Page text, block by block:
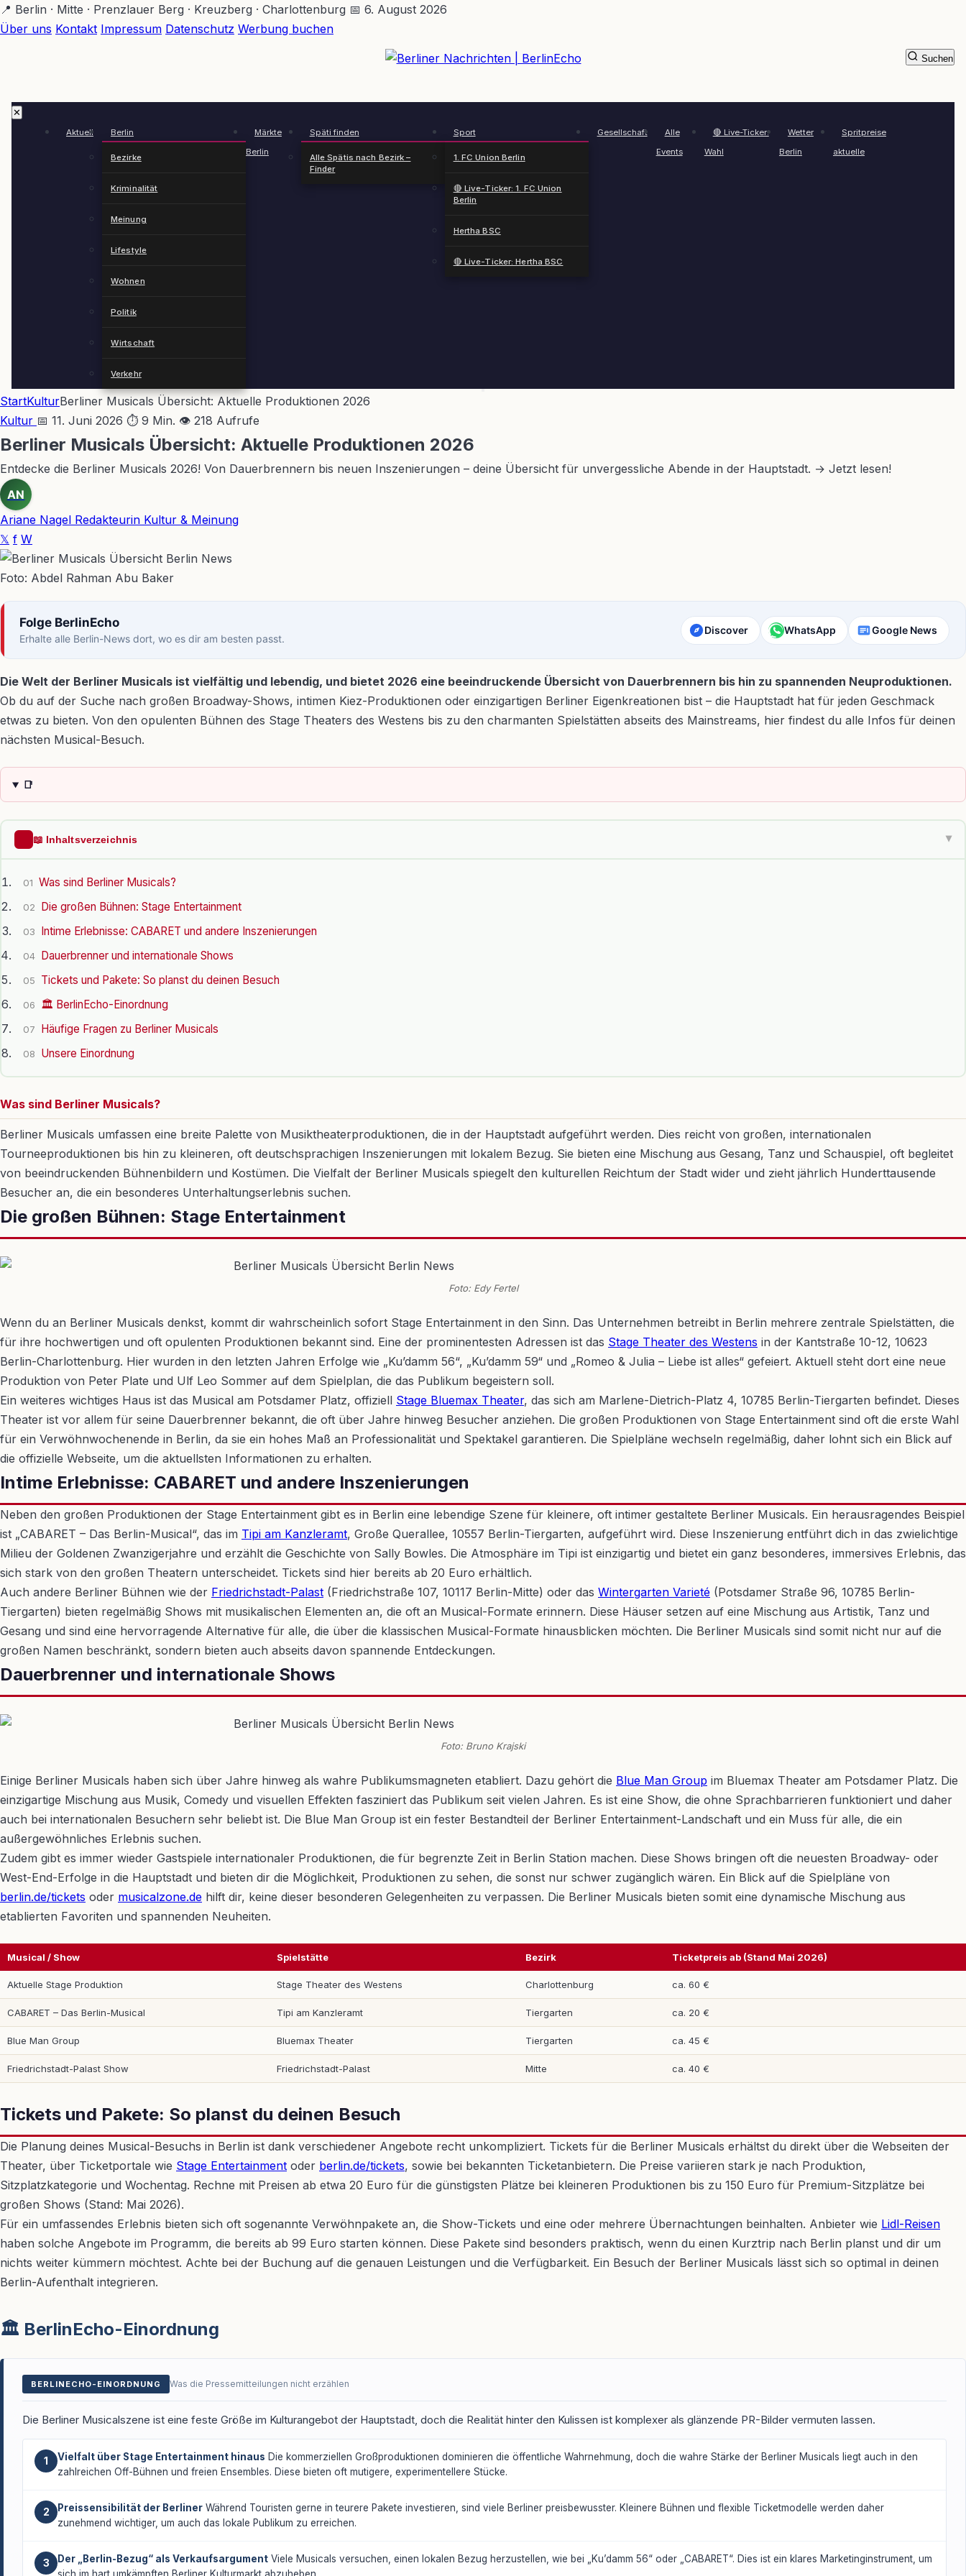
Zum
Hauptinhalt
📍 Berlin · Mitte · Prenzlauer Berg · Kreuzberg · Charlottenburg 📅 6. August 2026
Über uns Kontakt Impressum Datenschutz Werbung buchen
✕
Aktuell Berlin
Bezirke
Kriminalität
Meinung
Lifestyle
Wohnen
Politik
Wirtschaft
Verkehr
Märkte
Berlin
Späti finden
Alle Spätis nach Bezirk –
Finder
Sport
1. FC Union Berlin
🔴 Live-Ticker: 1. FC Union
Berlin
Hertha BSC
🔴 Live-Ticker: Hertha BSC
Gesellschaft
Alle
Events
🔴 Live-Ticker:
Wahl
Wetter
Berlin
Spritpreise
aktuelle
Suchen
StartKulturBerliner Musicals Übersicht: Aktuelle Produktionen 2026
Kultur 📅 11. Juni 2026 ⏱ 9 Min. 👁 218 Aufrufe
Berliner Musicals Übersicht: Aktuelle Produktionen 2026
Entdecke die Berliner Musicals 2026! Von Dauerbrennern bis neuen Inszenierungen – deine Übersicht für unvergessliche Abende in der Hauptstadt. → Jetzt lesen!
AN
Ariane Nagel Redakteurin Kultur & Meinung
𝕏 f W
Foto: Abdel Rahman Abu Baker
Folge BerlinEcho
Erhalte alle Berlin-News dort, wo es dir am besten passt.
Discover WhatsApp Google News
Die Welt der Berliner Musicals ist vielfältig und lebendig, und bietet 2026 eine beeindruckende Übersicht von Dauerbrennern bis hin zu spannenden Neuproduktionen.
Ob du auf der Suche nach großen Broadway-Shows, intimen Kiez-Produktionen oder einzigartigen Berliner Eigenkreationen bist – die Hauptstadt hat für jeden Geschmack
etwas zu bieten. Von den opulenten Bühnen des Stage Theaters des Westens bis zu den charmanten Spielstätten abseits des Mainstreams, hier findest du alle Infos für deinen
nächsten Musical-Besuch.
📑
📖 Inhaltsverzeichnis ▶
01 Was sind Berliner Musicals?
02 Die großen Bühnen: Stage Entertainment
03 Intime Erlebnisse: CABARET und andere Inszenierungen
04 Dauerbrenner und internationale Shows
05 Tickets und Pakete: So planst du deinen Besuch
06 🏛️ BerlinEcho-Einordnung
07 Häufige Fragen zu Berliner Musicals
08 Unsere Einordnung
Was sind Berliner Musicals?
Berliner Musicals umfassen eine breite Palette von Musiktheaterproduktionen, die in der Hauptstadt aufgeführt werden. Dies reicht von großen, internationalen
Tourneeproduktionen bis hin zu kleineren, oft deutschsprachigen Inszenierungen mit lokalem Bezug. Sie bieten eine Mischung aus Gesang, Tanz und Schauspiel, oft begleitet
von beeindruckenden Bühnenbildern und Kostümen. Die Vielfalt der Berliner Musicals spiegelt den kulturellen Reichtum der Stadt wider und zieht jährlich Hunderttausende
Besucher an, die ein besonderes Unterhaltungserlebnis suchen.
Die großen Bühnen: Stage Entertainment
Foto: Edy Fertel
Wenn du an Berliner Musicals denkst, kommt dir wahrscheinlich sofort Stage Entertainment in den Sinn. Das Unternehmen betreibt in Berlin mehrere zentrale Spielstätten, die
für ihre hochwertigen und oft opulenten Produktionen bekannt sind. Eine der prominentesten Adressen ist das Stage Theater des Westens in der Kantstraße 10-12, 10623
Berlin-Charlottenburg. Hier wurden in den letzten Jahren Erfolge wie „Ku’damm 56“, „Ku’damm 59“ und „Romeo & Julia – Liebe ist alles“ gefeiert. Aktuell steht dort eine neue
Produktion von Peter Plate und Ulf Leo Sommer auf dem Spielplan, die das Publikum begeistern soll.
Ein weiteres wichtiges Haus ist das Musical am Potsdamer Platz, offiziell Stage Bluemax Theater, das sich am Marlene-Dietrich-Platz 4, 10785 Berlin-Tiergarten befindet. Dieses
Theater ist vor allem für seine Dauerbrenner bekannt, die oft über Jahre hinweg Besucher anziehen. Die großen Produktionen von Stage Entertainment sind oft die erste Wahl
für ein Verwöhnwochenende in Berlin, da sie ein hohes Maß an Professionalität und Spektakel garantieren. Die Spielpläne wechseln regelmäßig, daher lohnt sich ein Blick auf
die offizielle Webseite, um die aktuellsten Informationen zu erhalten.
Intime Erlebnisse: CABARET und andere Inszenierungen
Neben den großen Produktionen der Stage Entertainment gibt es in Berlin eine lebendige Szene für kleinere, oft intimer gestaltete Berliner Musicals. Ein herausragendes Beispiel
ist „CABARET – Das Berlin-Musical“, das im Tipi am Kanzleramt, Große Querallee, 10557 Berlin-Tiergarten, aufgeführt wird. Diese Inszenierung entführt dich in das zwielichtige
Milieu der Goldenen Zwanzigerjahre und erzählt die Geschichte von Sally Bowles. Die Atmosphäre im Tipi ist einzigartig und bietet ein ganz besonderes, immersives Erlebnis, das
sich stark von den großen Theatern unterscheidet. Tickets sind hier bereits ab 20 Euro erhältlich.
Auch andere Berliner Bühnen wie der Friedrichstadt-Palast (Friedrichstraße 107, 10117 Berlin-Mitte) oder das Wintergarten Varieté (Potsdamer Straße 96, 10785 Berlin-
Tiergarten) bieten regelmäßig Shows mit musikalischen Elementen an, die oft an Musical-Formate erinnern. Diese Häuser setzen auf eine Mischung aus Artistik, Tanz und
Gesang und sind eine hervorragende Alternative für alle, die über die klassischen Musical-Formate hinausblicken möchten. Die Berliner Musicals sind somit nicht nur auf die
großen Namen beschränkt, sondern bieten auch abseits davon spannende Entdeckungen.
Dauerbrenner und internationale Shows
Foto: Bruno Krajski
Einige Berliner Musicals haben sich über Jahre hinweg als wahre Publikumsmagneten etabliert. Dazu gehört die Blue Man Group im Bluemax Theater am Potsdamer Platz. Die
einzigartige Mischung aus Musik, Comedy und visuellen Effekten fasziniert das Publikum seit vielen Jahren. Es ist eine Show, die ohne Sprachbarrieren funktioniert und daher
auch bei internationalen Besuchern sehr beliebt ist. Die Blue Man Group ist ein fester Bestandteil der Berliner Entertainment-Landschaft und ein Muss für alle, die ein
außergewöhnliches Erlebnis suchen.
Zudem gibt es immer wieder Gastspiele internationaler Produktionen, die für begrenzte Zeit in Berlin Station machen. Diese Shows bringen oft die neuesten Broadway- oder
West-End-Erfolge in die Hauptstadt und bieten dir die Möglichkeit, Produktionen zu sehen, die sonst nur schwer zugänglich wären. Ein Blick auf die Spielpläne von
berlin.de/tickets oder musicalzone.de hilft dir, keine dieser besonderen Gelegenheiten zu verpassen. Die Berliner Musicals bieten somit eine dynamische Mischung aus
etablierten Favoriten und spannenden Neuheiten.
Musical / Show Spielstätte Bezirk Ticketpreis ab (Stand Mai 2026)
Aktuelle Stage Produktion Stage Theater des Westens Charlottenburg ca. 60 €
CABARET – Das Berlin-Musical Tipi am Kanzleramt Tiergarten ca. 20 €
Blue Man Group Bluemax Theater Tiergarten ca. 45 €
Friedrichstadt-Palast Show Friedrichstadt-Palast Mitte ca. 40 €
Tickets und Pakete: So planst du deinen Besuch
Die Planung deines Musical-Besuchs in Berlin ist dank verschiedener Angebote recht unkompliziert. Tickets für die Berliner Musicals erhältst du direkt über die Webseiten der
Theater, über Ticketportale wie Stage Entertainment oder berlin.de/tickets, sowie bei bekannten Ticketanbietern. Die Preise variieren stark je nach Produktion,
Sitzplatzkategorie und Wochentag. Rechne mit Preisen ab etwa 20 Euro für die günstigsten Plätze bei kleineren Produktionen bis zu 150 Euro für Premium-Sitzplätze bei
großen Shows (Stand: Mai 2026).
Für ein umfassendes Erlebnis bieten sich oft sogenannte Verwöhnpakete an, die Show-Tickets und eine oder mehrere Übernachtungen beinhalten. Anbieter wie Lidl-Reisen
haben solche Angebote im Programm, die bereits ab 99 Euro starten können. Diese Pakete sind besonders praktisch, wenn du einen Kurztrip nach Berlin planst und dir um
nichts weiter kümmern möchtest. Achte bei der Buchung auf die genauen Leistungen und die Verfügbarkeit. Ein Besuch der Berliner Musicals lässt sich so optimal in deinen
Berlin-Aufenthalt integrieren.
🏛️ BerlinEcho-Einordnung
BERLINECHO-EINORDNUNG Was die Pressemitteilungen nicht erzählen
Die Berliner Musicalszene ist eine feste Größe im Kulturangebot der Hauptstadt, doch die Realität hinter den Kulissen ist komplexer als glänzende PR-Bilder vermuten lassen.
1 Vielfalt über Stage Entertainment hinaus Die kommerziellen Großproduktionen dominieren die öffentliche Wahrnehmung, doch die wahre Stärke der Berliner Musicals liegt auch in den
zahlreichen Off-Bühnen und freien Ensembles. Diese bieten oft mutigere, experimentellere Stücke.
2 Preissensibilität der Berliner Während Touristen gerne in teurere Pakete investieren, sind viele Berliner preisbewusster. Kleinere Bühnen und flexible Ticketmodelle werden daher
zunehmend wichtiger, um auch das lokale Publikum zu erreichen.
3 Der „Berlin-Bezug“ als Verkaufsargument Viele Musicals versuchen, einen lokalen Bezug herzustellen, wie bei „Ku’damm 56“ oder „CABARET“. Dies ist ein klares Marketinginstrument, um
sich im hart umkämpften Berliner Kulturmarkt abzuheben.